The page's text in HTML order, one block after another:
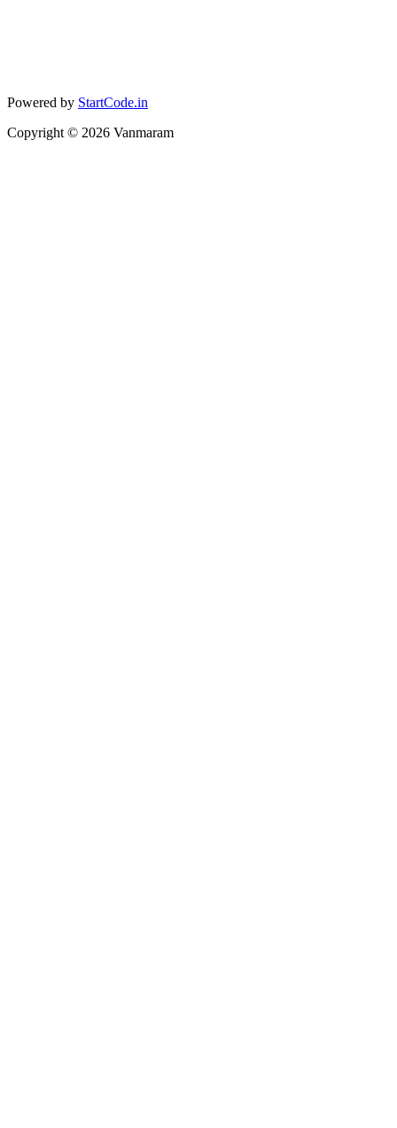
Powered by StartCode.in
Copyright © 2026 Vanmaram